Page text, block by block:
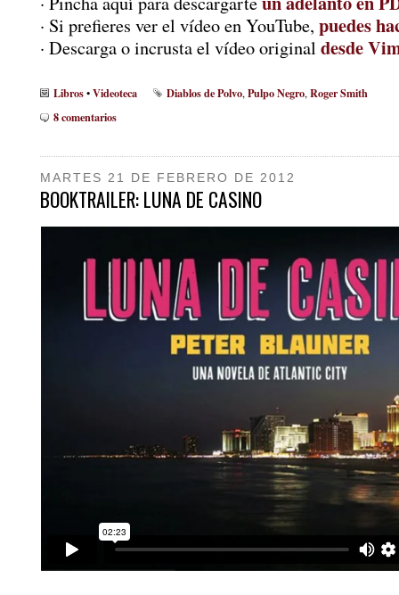
· Si prefieres ver el vídeo en YouTube, puedes
· Descarga o incrusta el vídeo original desde
Libros•Videoteca Diablos de Polvo, Pulpo Negro, Roger Smith
8 comentarios
MARTES 21 DE FEBRERO DE 2012
BOOKTRAILER: LUNA DE CASINO